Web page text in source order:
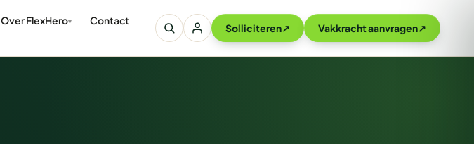
Over FlexHero Contact
Solliciteren↗ Vakkracht aanvragen↗